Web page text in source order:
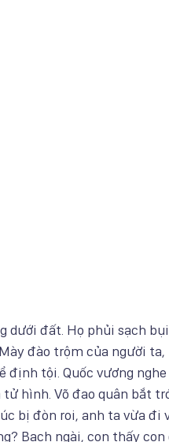
dưới đất. Họ phủi sạch
đào trộm của người ta,
định tội. Quốc vương
hình. Võ đao quân bắt
bị đòn roi, anh ta vừa đi
Bạch ngài, con thấy con